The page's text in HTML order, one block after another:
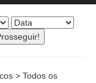
> Todos os